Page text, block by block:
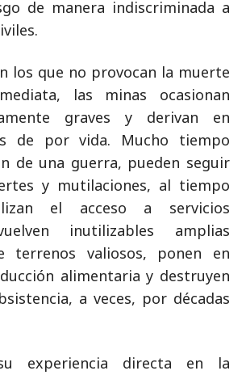
de manera indiscriminada a
los que no provocan la muerte
las minas ocasionan
graves y derivan en
de por vida. Mucho tiempo
de una guerra, pueden seguir
y mutilaciones, al tiempo
el acceso a servicios
inutilizables amplias
terrenos valiosos, ponen en
alimentaria y destruyen
a veces, por décadas
experiencia directa en la